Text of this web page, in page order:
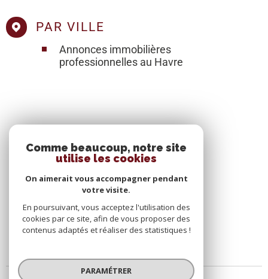
PAR VILLE
Annonces immobilières
professionnelles au Havre
Comme beaucoup, notre site
utilise les cookies
On aimerait vous accompagner pendant
votre visite.
En poursuivant, vous acceptez l'utilisation des
cookies par ce site, afin de vous proposer des
contenus adaptés et réaliser des statistiques !
PARAMÉTRER